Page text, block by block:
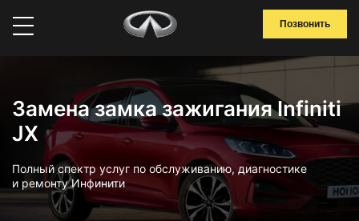
Позвонить
Замена замка зажигания Infiniti
JX
Полный спектр услуг по обслуживанию, диагностике
и ремонту Инфинити